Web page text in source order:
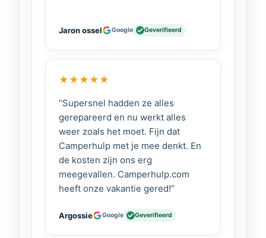
Jaron ossel Google Geverifieerd
★ ★ ★ ★ ★
“Supersnel hadden ze alles
gerepareerd en nu werkt alles
weer zoals het moet. Fijn dat
Camperhulp met je mee denkt. En
de kosten zijn ons erg
meegevallen. Camperhulp.com
heeft onze vakantie gered!”
Argossie Google Geverifieerd